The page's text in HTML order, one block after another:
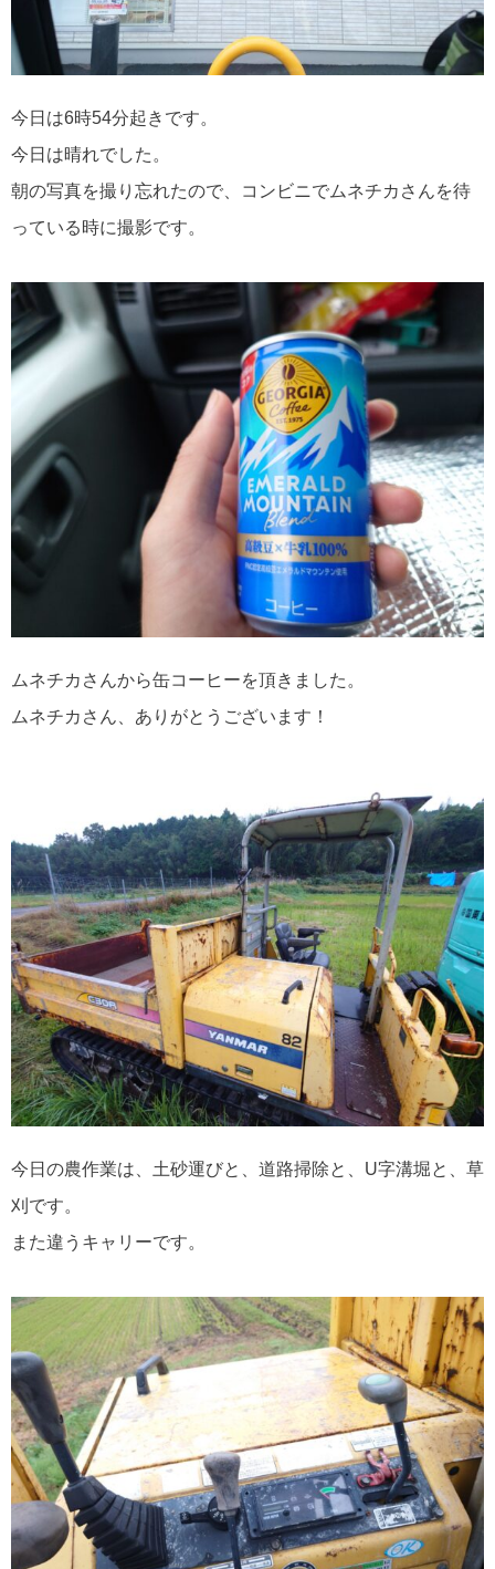
今日は6時54分起きです。
今日は晴れでした。
朝の写真を撮り忘れたので、コンビニでムネチカさんを待
っている時に撮影です。
ムネチカさんから缶コーヒーを頂きました。
ムネチカさん、ありがとうございます！
今日の農作業は、土砂運びと、道路掃除と、U字溝堀と、草
刈です。
また違うキャリーです。